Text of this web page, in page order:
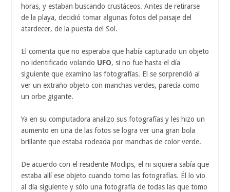
horas, y estaban buscando crustáceos. Antes de retirarse
de la playa, decidió tomar algunas fotos del paisaje del
atardecer, de la puesta del Sol.
El comenta que no esperaba que había capturado un objeto
no identificado volando UFO, si no fue hasta el día
siguiente que examino las fotografías. El se sorprendió al
ver un extraño objeto con manchas verdes, parecía como
un orbe gigante.
Ya en su computadora analizo sus fotografías y les hizo un
aumento en una de las fotos se logra ver una gran bola
brillante que estaba rodeada por manchas de color verde.
De acuerdo con el residente Moclips, el ni siquiera sabía que
estaba allí ese objeto cuando tomo las fotografías. Él lo vio
al día siguiente y sólo una fotografía de todas las que tomo